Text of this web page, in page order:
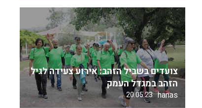
צועדים בשביל הזהב: אירוע צעידה לגיל
הזהב במגדל העמק
hanas
20.05.23